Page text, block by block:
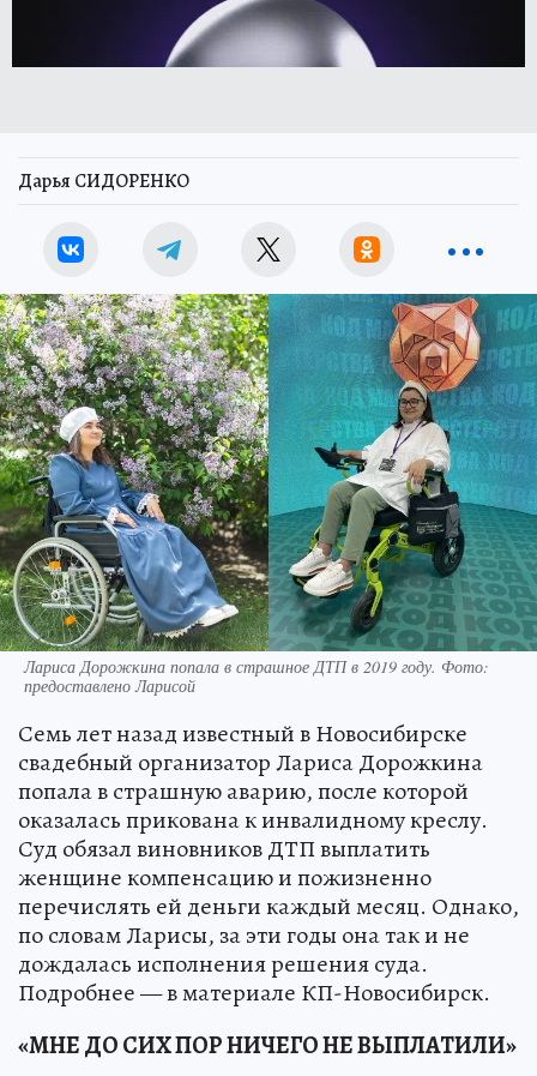
Дарья СИДОРЕНКО
Лариса Дорожкина попала в страшное ДТП в 2019 году. Фото:
предоставлено Ларисой
Семь лет назад известный в Новосибирске
свадебный организатор Лариса Дорожкина
попала в страшную аварию, после которой
оказалась прикована к инвалидному креслу.
Суд обязал виновников ДТП выплатить
женщине компенсацию и пожизненно
перечислять ей деньги каждый месяц. Однако,
по словам Ларисы, за эти годы она так и не
дождалась исполнения решения суда.
Подробнее — в материале КП-Новосибирск.
«МНЕ ДО СИХ ПОР НИЧЕГО НЕ ВЫПЛАТИЛИ»